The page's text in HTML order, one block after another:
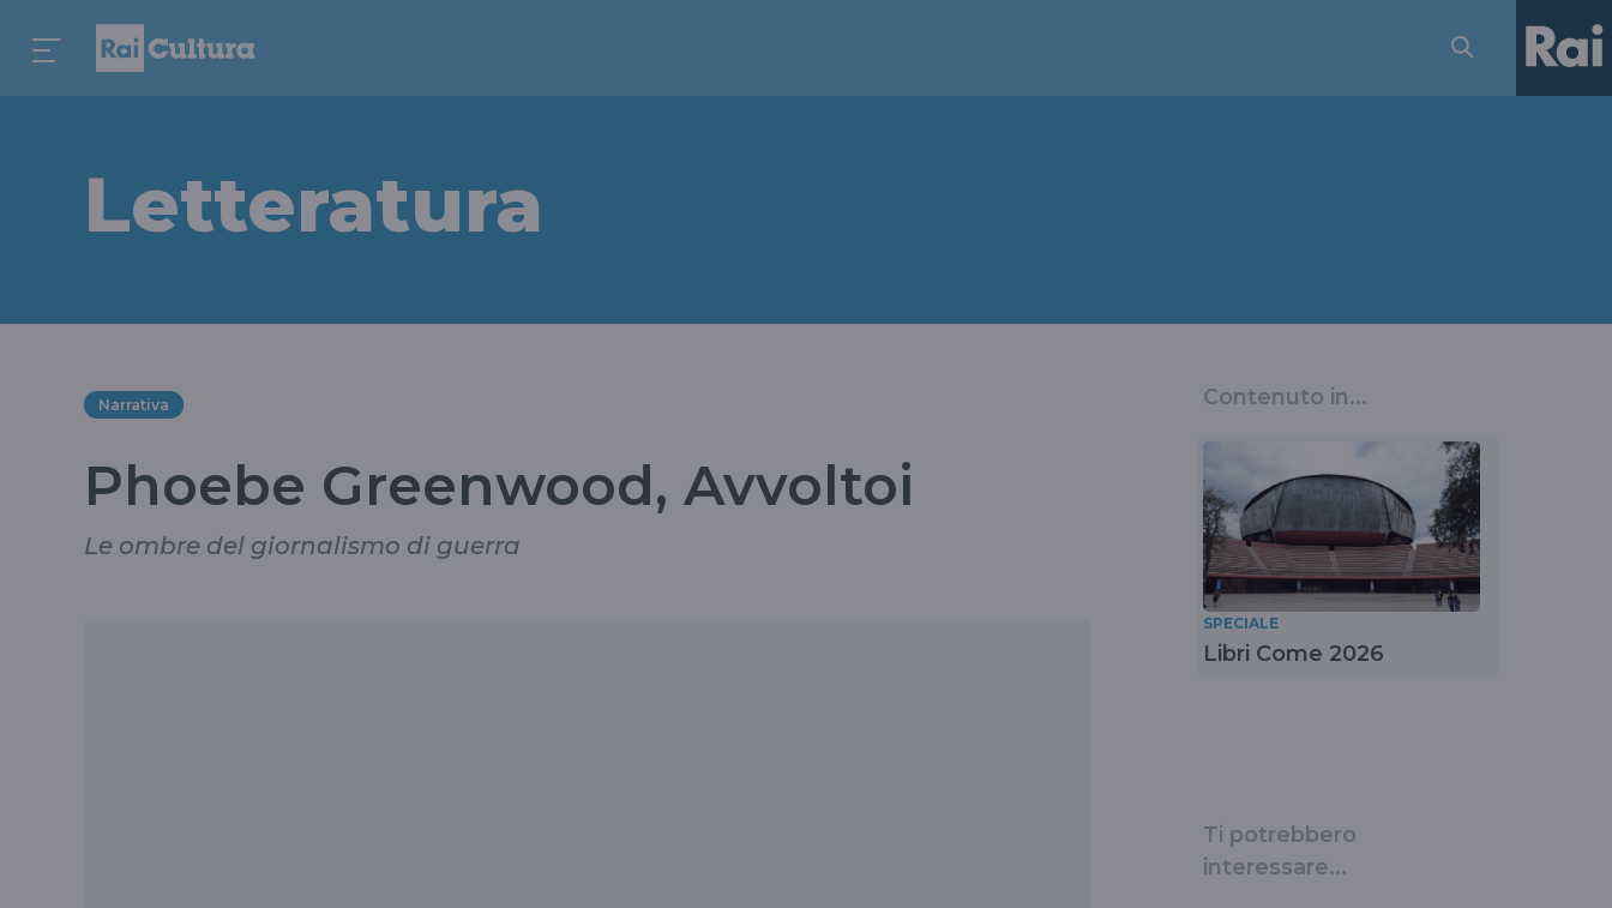
Letteratura
Narrativa
Phoebe Greenwood, Avvoltoi
Le ombre del giornalismo di guerra
Contenuto in...
SPECIALE
Libri Come 2026
Ti potrebbero
interessare...